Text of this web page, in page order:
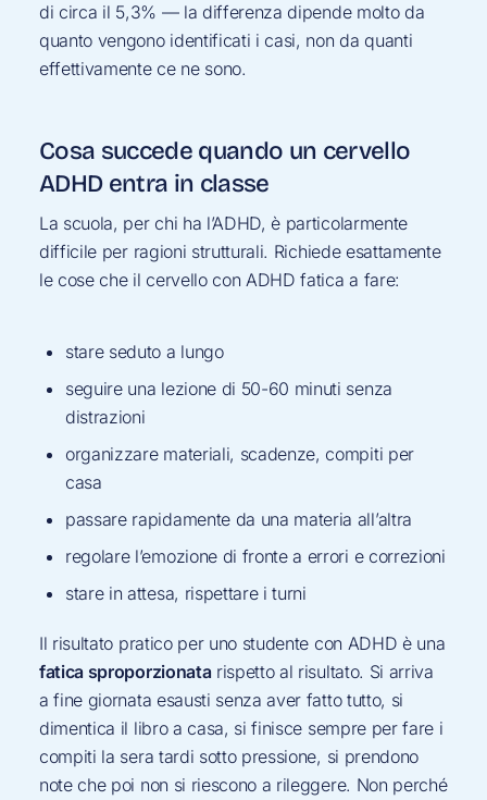
di circa il 5,3% — la differenza dipende molto da
quanto vengono identificati i casi, non da quanti
effettivamente ce ne sono.
Cosa succede quando un cervello
ADHD entra in classe
La scuola, per chi ha l’ADHD, è particolarmente
difficile per ragioni strutturali. Richiede esattamente
le cose che il cervello con ADHD fatica a fare:
stare seduto a lungo
seguire una lezione di 50-60 minuti senza
distrazioni
organizzare materiali, scadenze, compiti per
casa
passare rapidamente da una materia all’altra
regolare l’emozione di fronte a errori e correzioni
stare in attesa, rispettare i turni
Il risultato pratico per uno studente con ADHD è una
fatica sproporzionatarispetto al risultato. Si arriva
a fine giornata esausti senza aver fatto tutto, si
dimentica il libro a casa, si finisce sempre per fare i
compiti la sera tardi sotto pressione, si prendono
note che poi non si riescono a rileggere. Non perché